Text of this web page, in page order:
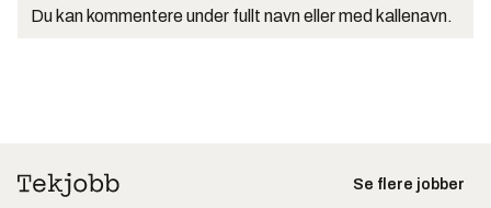
Du kan kommentere under fullt navn eller med kallenavn.
Se flere jobber